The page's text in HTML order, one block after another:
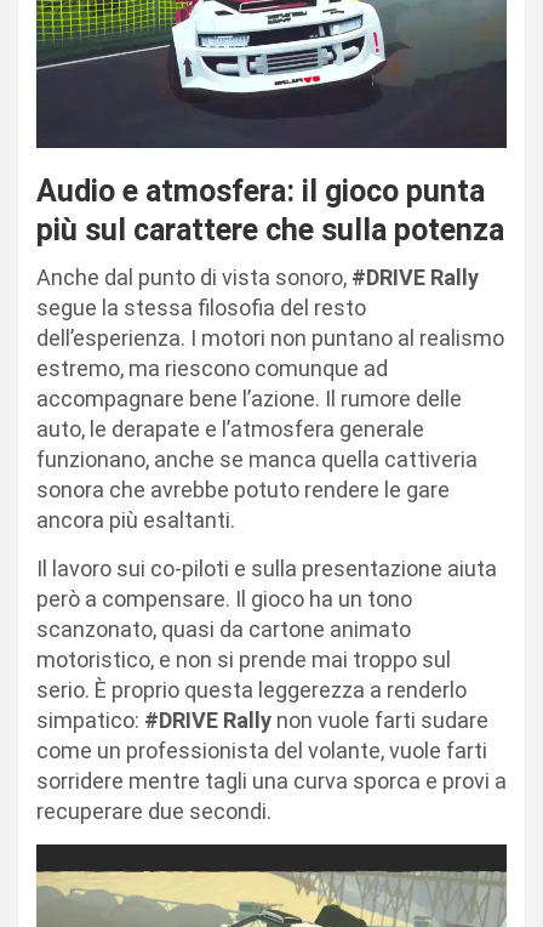
Audio e atmosfera: il gioco punta
più sul carattere che sulla potenza
Anche dal punto di vista sonoro, #DRIVE Rally
segue la stessa filosofia del resto
dell’esperienza. I motori non puntano al realismo
estremo, ma riescono comunque ad
accompagnare bene l’azione. Il rumore delle
auto, le derapate e l’atmosfera generale
funzionano, anche se manca quella cattiveria
sonora che avrebbe potuto rendere le gare
ancora più esaltanti.
Il lavoro sui co-piloti e sulla presentazione aiuta
però a compensare. Il gioco ha un tono
scanzonato, quasi da cartone animato
motoristico, e non si prende mai troppo sul
serio. È proprio questa leggerezza a renderlo
simpatico: #DRIVE Rally non vuole farti sudare
come un professionista del volante, vuole farti
sorridere mentre tagli una curva sporca e provi a
recuperare due secondi.